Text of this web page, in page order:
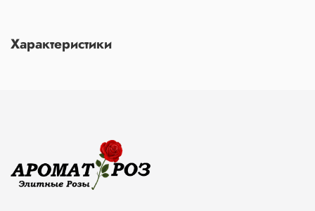
Характеристики